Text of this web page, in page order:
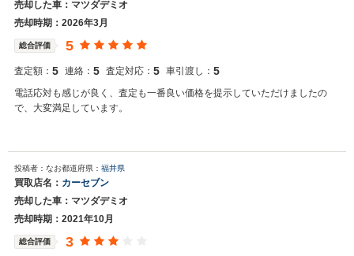
売却した車：マツダデミオ
売却時期：2026年3月
総合評価 5
査定額： 5 連絡： 5 査定対応： 5 車引渡し： 5
電話応対も感じが良く、査定も一番良い価格を提示していただけましたの
で、大変満足しています。
投稿者：なお都道府県： 福井県
買取店名： カーセブン
売却した車：マツダデミオ
売却時期：2021年10月
総合評価 3